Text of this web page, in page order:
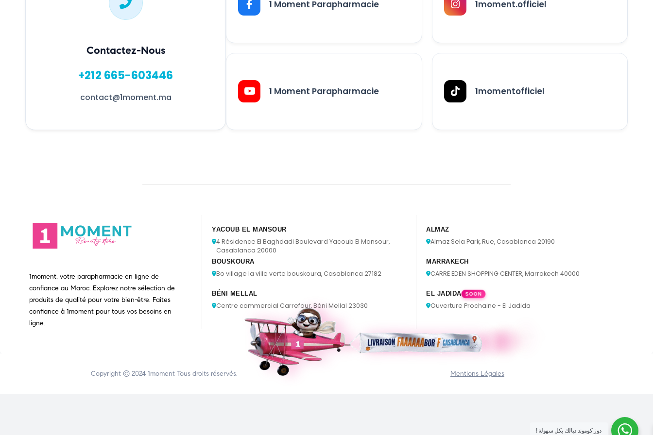
Contactez-Nous
+212 665-603446
contact@1moment.ma
1 Moment Parapharmacie 1moment.officiel
1 Moment Parapharmacie 1momentofficiel
1moment, votre parapharmacie en ligne de
confiance au Maroc. Explorez notre sélection de
produits de qualité pour votre bien-être. Faites
confiance à 1moment pour tous vos besoins en
ligne.
YACOUB EL MANSOUR
4 Résidence El Baghdadi Boulevard Yacoub El Mansour,
Casablanca 20000
BOUSKOURA
Bo village la ville verte bouskoura, Casablanca 27182
BÉNI MELLAL
Centre commercial Carrefour, Béni Mellal 23030
ALMAZ
Almaz Sela Park, Rue, Casablanca 20190
MARRAKECH
CARRE EDEN SHOPPING CENTER, Marrakech 40000
EL JADIDA SOON
Ouverture Prochaine - El Jadida
Copyright © 2024 1momentTous droits réservés. Mentions Légales
! دوز كوموند ديالك بكل سهولة